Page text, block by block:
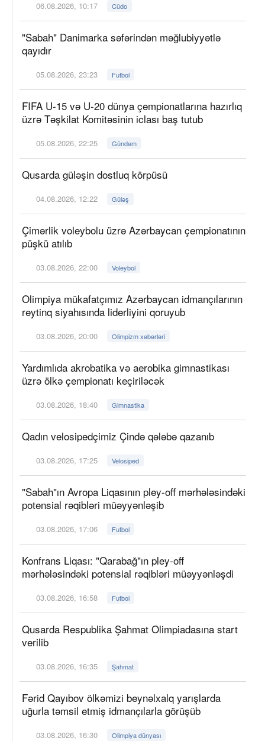
06.08.2026, 10:17 Cüdo
"Sabah" Danimarka səfərindən məğlubiyyətlə
qayıdır
05.08.2026, 23:23 Futbol
FIFA U-15 və U-20 dünya çempionatlarına hazırlıq
üzrə Təşkilat Komitəsinin iclası baş tutub
05.08.2026, 22:25 Gündəm
Qusarda güləşin dostluq körpüsü
04.08.2026, 12:22 Güləş
Çimərlik voleybolu üzrə Azərbaycan çempionatının
püşkü atılıb
03.08.2026, 22:00 Voleybol
Olimpiya mükafatçımız Azərbaycan idmançılarının
reytinq siyahısında liderliyini qoruyub
03.08.2026, 20:00 Olimpizm xəbərləri
Yardımlıda akrobatika və aerobika gimnastikası
üzrə ölkə çempionatı keçiriləcək
03.08.2026, 18:40 Gimnastika
Qadın velosipedçimiz Çində qələbə qazanıb
03.08.2026, 17:25 Velosiped
"Sabah"ın Avropa Liqasının pley-off mərhələsindəki
potensial rəqibləri müəyyənləşib
03.08.2026, 17:06 Futbol
Konfrans Liqası: "Qarabağ"ın pley-off
mərhələsindəki potensial rəqibləri müəyyənləşdi
03.08.2026, 16:58 Futbol
Qusarda Respublika Şahmat Olimpiadasına start
verilib
03.08.2026, 16:35 Şahmat
Fərid Qayıbov ölkəmizi beynəlxalq yarışlarda
uğurla təmsil etmiş idmançılarla görüşüb
03.08.2026, 16:30 Olimpiya dünyası